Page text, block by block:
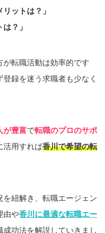
ットは？」
？」
転職活動は効率的です
録を迷う求職者も少なく
が豊富で転職のプロのサポ
活用すれば香川で希望の転
紐解き、転職エージェン
由や香川に最適な転職エー
成功法を解説していきまし